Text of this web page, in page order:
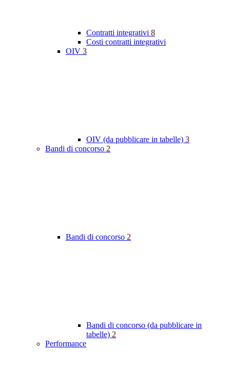
Contratti integrativi 8
Costi contratti integrativi
OIV 3
OIV (da pubblicare in tabelle) 3
Bandi di concorso 2
Bandi di concorso 2
Bandi di concorso (da pubblicare in
tabelle) 2
Performance